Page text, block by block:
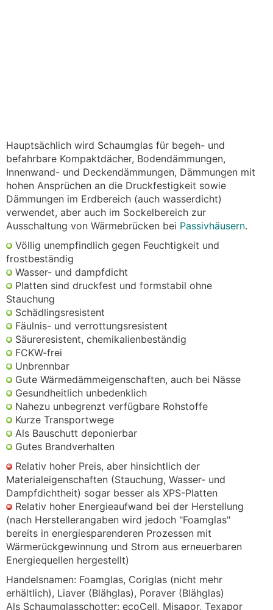
Hauptsächlich wird Schaumglas für begeh- und
befahrbare Kompaktdächer, Bodendämmungen,
Innenwand- und Deckendämmungen, Dämmungen mit
hohen Ansprüchen an die Druckfestigkeit sowie
Dämmungen im Erdbereich (auch wasserdicht)
verwendet, aber auch im Sockelbereich zur
Ausschaltung von Wärmebrücken bei Passivhäusern.
Völlig unempfindlich gegen Feuchtigkeit und
frostbeständig
Wasser- und dampfdicht
Platten sind druckfest und formstabil ohne
Stauchung
Schädlingsresistent
Fäulnis- und verrottungsresistent
Säureresistent, chemikalienbeständig
FCKW-frei
Unbrennbar
Gute Wärmedämmeigenschaften, auch bei Nässe
Gesundheitlich unbedenklich
Nahezu unbegrenzt verfügbare Rohstoffe
Kurze Transportwege
Als Bauschutt deponierbar
Gutes Brandverhalten
Relativ hoher Preis, aber hinsichtlich der
Materialeigenschaften (Stauchung, Wasser- und
Dampfdichtheit) sogar besser als XPS-Platten
Relativ hoher Energieaufwand bei der Herstellung
(nach Herstellerangaben wird jedoch "Foamglas"
bereits in energiesparenderen Prozessen mit
Wärmerückgewinnung und Strom aus erneuerbaren
Energiequellen hergestellt)
Handelsnamen: Foamglas, Coriglas (nicht mehr
erhältlich), Liaver (Blähglas), Poraver (Blähglas)
Als Schaumglasschotter: ecoCell, Misapor, Texapor